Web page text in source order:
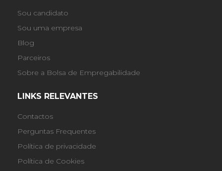
Sou candidato
Sou uma empresa
Blog
Parceiros
Sobre a Bolsa de Empregabilidade
LINKS RELEVANTES
Contactos
Perguntas Frequentes
Política de privacidade
Política de Cookies